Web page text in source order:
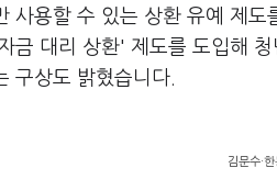
사용할 수 있는 상환 유예 제도
금 대리 상환' 제도를 도입해
구상도 밝혔습니다.
김문수·